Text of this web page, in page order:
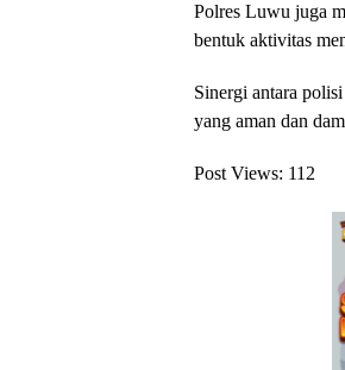
Polres Luwu juga
bentuk aktivitas
Sinergi antara
yang aman dan
Post Views: 112